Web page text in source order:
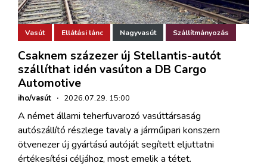
Vasút Ellátási lánc Nagyvasút Szállítmányozás
Csaknem százezer új Stellantis-autót
szállíthat idén vasúton a DB Cargo
Automotive
iho/vasút · 2026.07.29. 15:00
A német állami teherfuvarozó vasúttársaság
autószállító részlege tavaly a járműipari konszern
ötvenezer új gyártású autóját segített eljuttatni
értékesítési céljához, most emelik a tétet.